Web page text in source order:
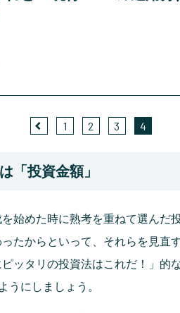
1 2 3 4
「投資金額」
始めた時に熟考を重ねて選んだ
たからといって、それらを見直
ッタリの投資法はこれだ！」的
うにしましょう。